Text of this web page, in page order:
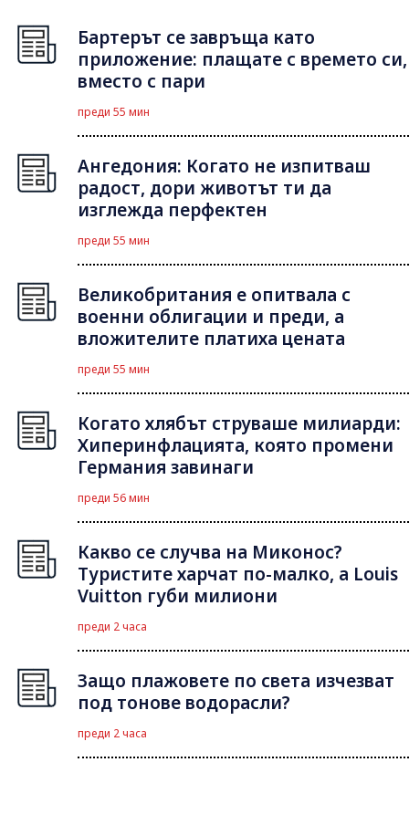
Бартерът се завръща като
приложение: плащате с времето си,
вместо с пари
преди 55 мин
Ангедония: Когато не изпитваш
радост, дори животът ти да
изглежда перфектен
преди 55 мин
Великобритания е опитвала с
военни облигации и преди, а
вложителите платиха цената
преди 55 мин
Когато хлябът струваше милиарди:
Хиперинфлацията, която промени
Германия завинаги
преди 56 мин
Какво се случва на Миконос?
Туристите харчат по-малко, а Louis
Vuitton губи милиони
преди 2 часа
Защо плажовете по света изчезват
под тонове водорасли?
преди 2 часа